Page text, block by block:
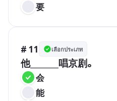
要
# 11 เลือกประเภท
他_______唱京剧。
会
能